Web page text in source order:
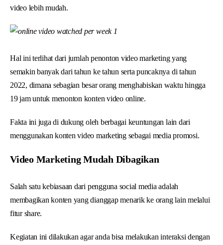
video lebih mudah.
Hal ini terlihat dari jumlah penonton video marketing yang
semakin banyak dari tahun ke tahun serta puncaknya di tahun
2022, dimana sebagian besar orang menghabiskan waktu hingga
19 jam untuk menonton konten video online.
Fakta ini juga di dukung oleh berbagai keuntungan lain dari
menggunakan konten video marketing sebagai media promosi.
Video Marketing Mudah Dibagikan
Salah satu kebiasaan dari pengguna social media adalah
membagikan konten yang dianggap menarik ke orang lain melalui
fitur share.
Kegiatan ini dilakukan agar anda bisa melakukan interaksi dengan